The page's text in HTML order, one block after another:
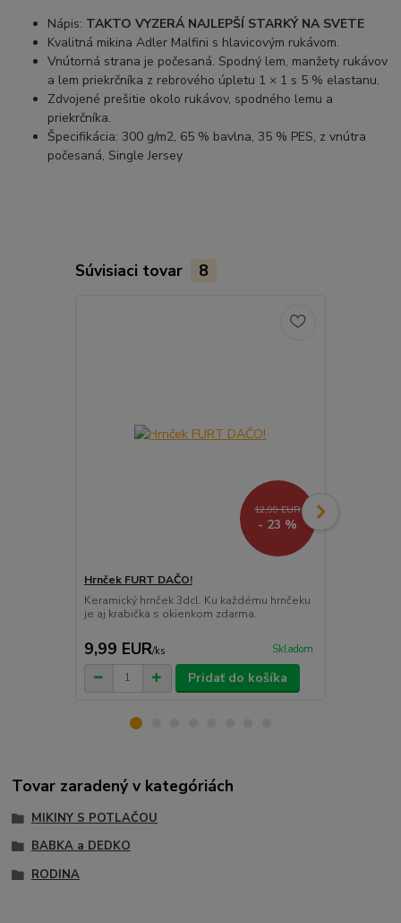
Nápis: TAKTO VYZERÁ NAJLEPŠÍ STARKÝ NA SVETE
Kvalitná mikina Adler Malfini s hlavicovým rukávom.
Vnútorná strana je počesaná. Spodný lem, manžety rukávov
a lem priekrčníka z rebrového úpletu 1 × 1 s 5 % elastanu.
Zdvojené prešitie okolo rukávov, spodného lemu a
priekrčníka.
Špecifikácia: 300 g/m2, 65 % bavlna, 35 % PES, z vnútra
počesaná, Single Jersey
Súvisiaci tovar 8
12,99 EUR
- 23 %
Hrnček FURT DAČO!
Keramický hrnček 3dcl. Ku každému hrnčeku
je aj krabička s okienkom zdarma.
9,99 EUR/ks Skladom
Pridať do košíka
Tovar zaradený v kategóriách
MIKINY S POTLAČOU
BABKA a DEDKO
RODINA